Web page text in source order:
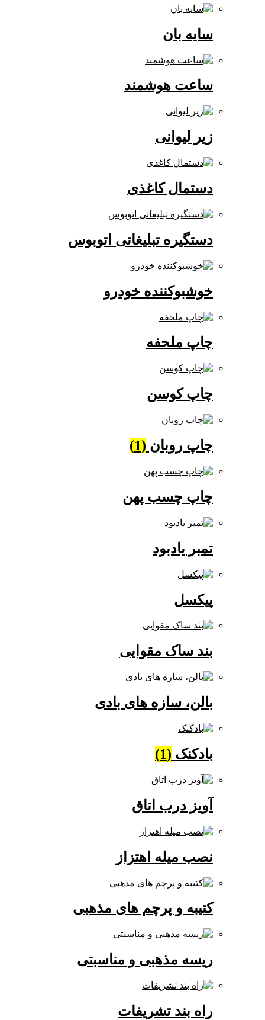
ساعت هوشمند
زیر لیوانی
دستمال کاغذی
دستگیره تبلیغاتی اتوبوس
خوشبوکننده خودرو
چاپ ملحفه
چاپ کوسن
چاپ روبان(1)
چاپ چسب پهن
تمبر یادبود
بند ساک مقوایی
بالن، سازه های بادی
آویز درب اتاق
نصب میله اهتزاز
کتیبه و پرچم های مذهبی
ریسه مذهبی و مناسبتی
راه بند تشریفات